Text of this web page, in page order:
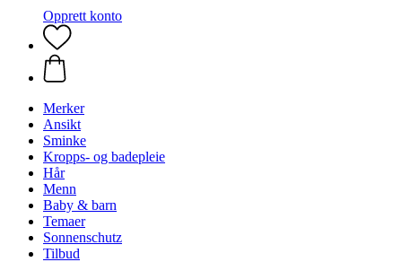
Opprett konto
Merker
Ansikt
Sminke
Kropps- og badepleie
Hår
Menn
Baby & barn
Temaer
Sonnenschutz
Tilbud